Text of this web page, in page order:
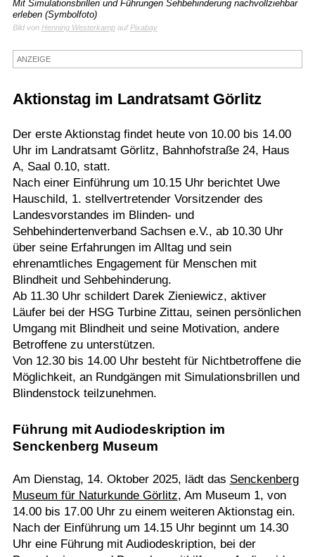
Mit Simulationsbrillen und Führungen Sehbehinderung nachvollziehbar
erleben (Symbolfoto)
Bild von Henning WesterkampaufPixabay
ANZEIGE
Aktionstag im Landratsamt Görlitz
Der erste Aktionstag findet heute von 10.00 bis 14.00
Uhr im Landratsamt Görlitz, Bahnhofstraße 24, Haus
A, Saal 0.10, statt.
Nach einer Einführung um 10.15 Uhr berichtet Uwe
Hauschild, 1. stellvertretender Vorsitzender des
Landesvorstandes im Blinden- und
Sehbehindertenverband Sachsen e.V., ab 10.30 Uhr
über seine Erfahrungen im Alltag und sein
ehrenamtliches Engagement für Menschen mit
Blindheit und Sehbehinderung.
Ab 11.30 Uhr schildert Darek Zieniewicz, aktiver
Läufer bei der HSG Turbine Zittau, seinen persönlichen
Umgang mit Blindheit und seine Motivation, andere
Betroffene zu unterstützen.
Von 12.30 bis 14.00 Uhr besteht für Nichtbetroffene die
Möglichkeit, an Rundgängen mit Simulationsbrillen und
Blindenstock teilzunehmen.
Führung mit Audiodeskription im
Senckenberg Museum
Am Dienstag, 14. Oktober 2025, lädt das Senckenberg
Museum für Naturkunde Görlitz, Am Museum 1, von
14.00 bis 17.00 Uhr zu einem weiteren Aktionstag ein.
Nach der Einführung um 14.15 Uhr beginnt um 14.30
Uhr eine Führung mit Audiodeskription, bei der